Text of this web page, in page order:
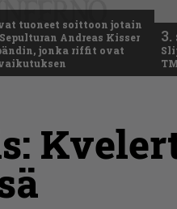
tuoneet soittoon jotain
Andreas Kisser
jonka riffit ovat
3.